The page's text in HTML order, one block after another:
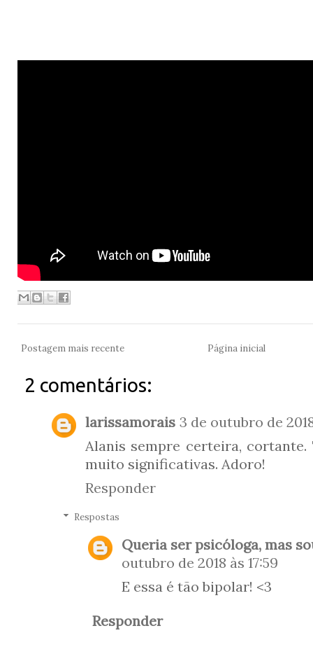
Postagem mais recente Página inicial
2 comentários:
larissamorais 3 de outubro de
Alanis sempre certeira, cortante.
muito significativas. Adoro!
Responder
Respostas
Queria ser psicóloga, mas
outubro de 2018 às 17:59
E essa é tão bipolar! <3
Responder